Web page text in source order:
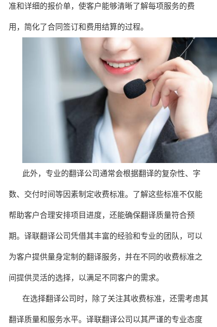
准和详细的报价单，使客户能够清晰了解每项服务的费
用，简化了合同签订和费用结算的过程。
此外，专业的翻译公司通常会根据翻译的复杂性、字
数、交付时间等因素制定收费标准。了解这些标准不仅能
帮助客户合理安排项目进度，还能确保翻译质量符合预
期。译联翻译公司凭借其丰富的经验和专业的团队，可以
为客户提供量身定制的翻译服务，并在不同的收费标准之
间提供灵活的选择，以满足不同客户的需求。
在选择翻译公司时，除了关注其收费标准，还需考虑其
翻译质量和服务水平。译联翻译公司以其严谨的专业态度